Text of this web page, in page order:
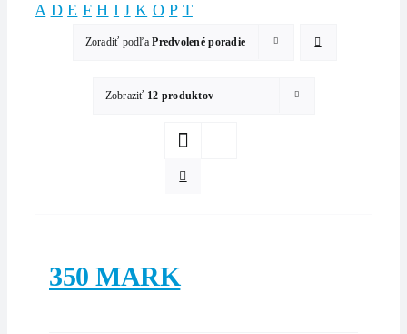
A D E F H I J K O P T
Zoradiť podľaPredvolené poradie
Zobraziť 12 produktov
350 MARK